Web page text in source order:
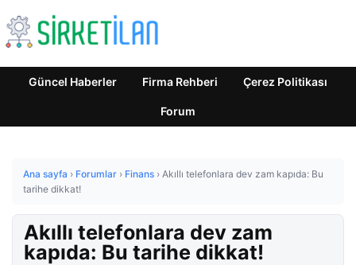
Güncel Haberler Firma Rehberi Çerez Politikası
Forum
Ana sayfa › Forumlar › Finans › Akıllı telefonlara dev zam kapıda: Bu
tarihe dikkat!
Akıllı telefonlara dev zam
kapıda: Bu tarihe dikkat!